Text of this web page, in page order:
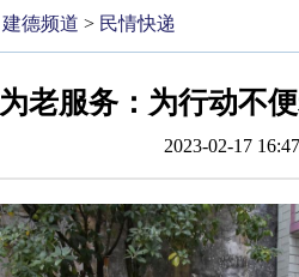
建德频道 > 民情快递
为老服务：为行动不
2023-02-17 16:47